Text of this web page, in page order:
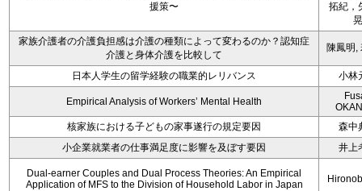
援策〜
拓紀，
晃
家族介護者の介護負担感は介護の種類によって変わるのか？認知症
介護と身体介護を比較して
陳鳳明,
日本人学生の留学経験の職業的レリバンス 小林
Empirical Analysis of Workers’ Mental Health
核家族における子どもの家事遂行の規定要因
森中
小企業就業者の仕事満足度に影響を及ぼす要因
井上
Dual-earner Couples and Dual Process Theories: An Empirical
Application of MFS to the Division of Household Labor in Japan